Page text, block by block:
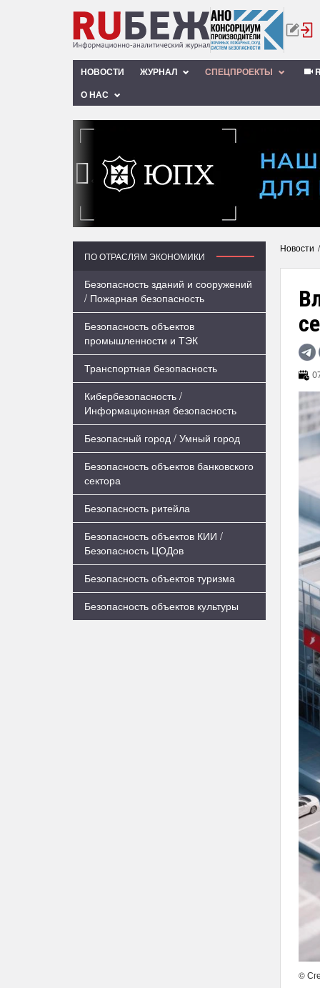
НОВОСТИ ЖУРНАЛ СПЕЦПРОЕКТЫ
О НАС
‹
ПО ОТРАСЛЯМ ЭКОНОМИКИ
Безопасность зданий и сооружений
/ Пожарная безопасность
Безопасность объектов
промышленности и ТЭК
Транспортная безопасность
Кибербезопасность /
Информационная безопасность
Безопасный город / Умный город
Безопасность объектов банковского
сектора
Безопасность ритейла
Безопасность объектов КИИ /
Безопасность ЦОДов
Безопасность объектов туризма
Безопасность объектов культуры
Новости
©